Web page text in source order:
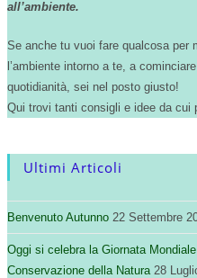
all’ambiente.
Se anche tu vuoi fare qualcosa per
l’ambiente intorno a te, a
quotidianità, sei nel posto giusto!
Qui trovi tanti consigli e idee da cui
Ultimi Articoli
Benvenuto Autunno 22 Settembre
Oggi si celebra la Giornata
Conservazione della Natura 28